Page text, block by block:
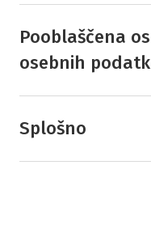
Pooblaščena
osebnih
Splošno